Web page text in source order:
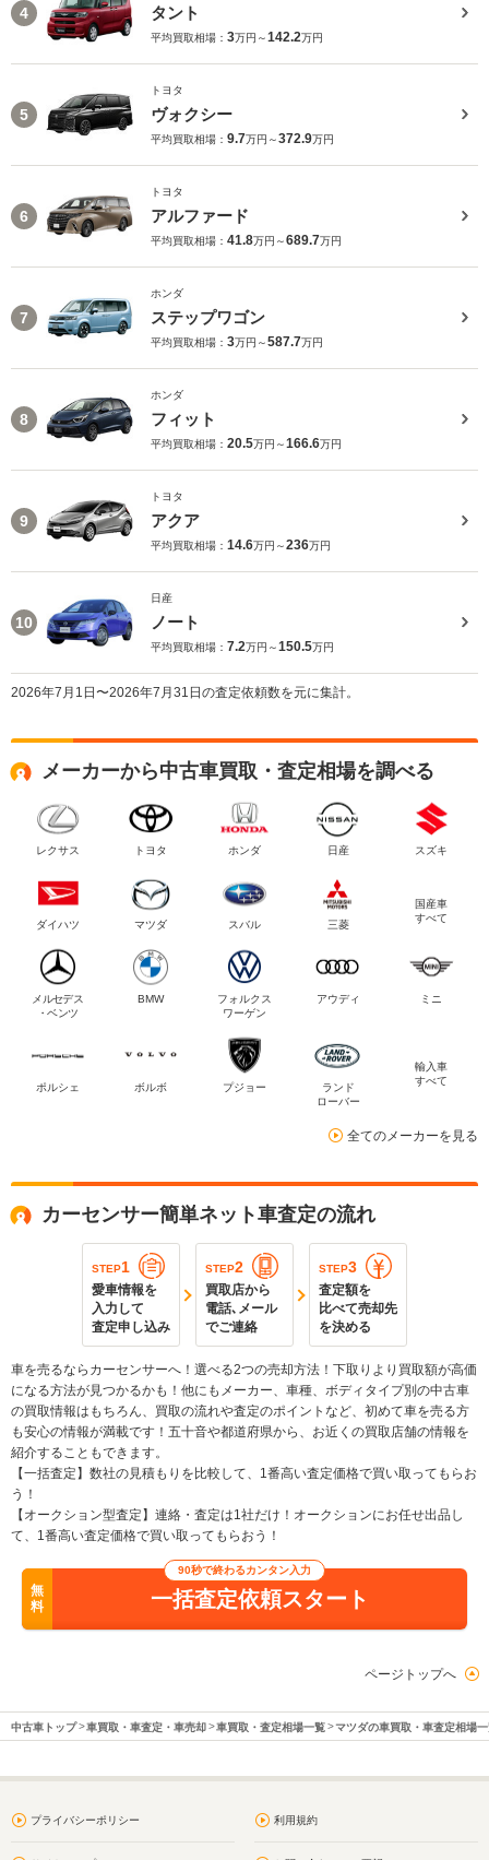
4 タント
平均買取相場： 3万円～142.2万円
5
トヨタ
ヴォクシー
平均買取相場： 9.7万円～372.9万円
6
トヨタ
アルファード
平均買取相場： 41.8万円～689.7万円
7
ホンダ
ステップワゴン
平均買取相場： 3万円～587.7万円
8
ホンダ
フィット
平均買取相場： 20.5万円～166.6万円
9
トヨタ
アクア
平均買取相場： 14.6万円～236万円
10
日産
ノート
平均買取相場： 7.2万円～150.5万円
2026年7月1日〜2026年7月31日の査定依頼数を元に集計。
メーカーから中古車買取・査定相場を調べる
レクサス トヨタ ホンダ 日産 スズキ
ダイハツ マツダ スバル 三菱
国産車
すべて
メルセデス
・ベンツ
BMW
フォルクス
ワーゲン
アウディ ミニ
ポルシェ ボルボ プジョー
ランド
ローバー
輸入車
すべて
全てのメーカーを見る
カーセンサー簡単ネット車査定の流れ
STEP1
愛車情報を
入力して
査定申し込み
STEP2
買取店から
電話､メール
でご連絡
STEP3
査定額を
比べて売却先
を決める
車を売るならカーセンサーへ！選べる2つの売却方法！下取りより買取額が高価
になる方法が見つかるかも！他にもメーカー、車種、ボディタイプ別の中古車
の買取情報はもちろん、買取の流れや査定のポイントなど、初めて車を売る方
も安心の情報が満載です！五十音や都道府県から、お近くの買取店舗の情報を
紹介することもできます。
【一括査定】数社の見積もりを比較して、1番高い査定価格で買い取ってもらお
う！
【オークション型査定】連絡・査定は1社だけ！オークションにお任せ出品し
て、1番高い査定価格で買い取ってもらおう！
無
料
90秒で終わるカンタン入力
一括査定依頼スタート
ページトップへ
中古車トップ 車買取・車査定・車売却 車買取・査定相場一覧 マツダの車買取・車査定相場
プライバシーポリシー 利用規約